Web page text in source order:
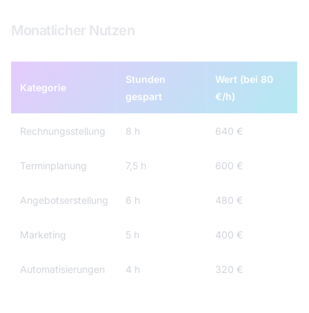
Monatlicher Nutzen
Kategorie
Stunden
gespart
Wert (bei 80
€/h)
Rechnungsstellung 8 h 640 €
Terminplanung 7,5 h 600 €
Angebotserstellung 6 h 480 €
Marketing 5 h 400 €
Automatisierungen 4 h 320 €